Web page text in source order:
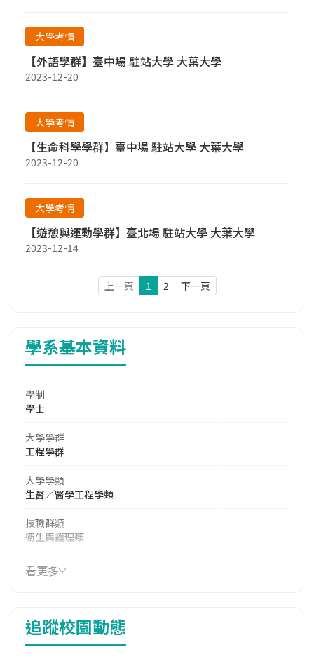
大學考情
【外語學群】臺中場 駐站大學 大葉大學
2023-12-20
大學考情
【生命科學學群】臺中場 駐站大學 大葉大學
2023-12-20
大學考情
【遊憩與運動學群】臺北場 駐站大學 大葉大學
2023-12-14
上一頁 1 2 下一頁
學系基本資料
學制
學士
大學學群
工程學群
大學學類
生醫／醫學工程學類
技職群類
衛生與護理類
114年學費
39,330 元/學期
13,418 元/學期
114年註冊率
看更多
追蹤校園動態